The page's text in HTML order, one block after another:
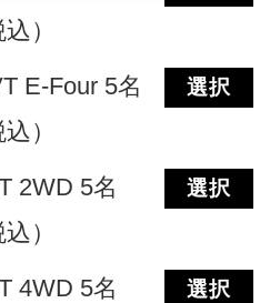
込）
E-Four 5名
込）
選択
2WD 5名
込）
選択
4WD 5名 選択